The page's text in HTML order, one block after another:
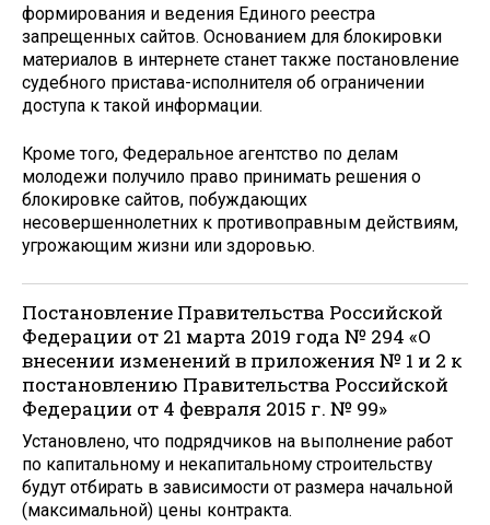
формирования и ведения Единого реестра
запрещенных сайтов. Основанием для блокировки
материалов в интернете станет также постановление
судебного пристава-исполнителя об ограничении
доступа к такой информации.
Кроме того, Федеральное агентство по делам
молодежи получило право принимать решения о
блокировке сайтов, побуждающих
несовершеннолетних к противоправным действиям,
угрожающим жизни или здоровью.
Постановление Правительства Российской
Федерации от 21 марта 2019 года № 294 «О
внесении изменений в приложения № 1 и 2 к
постановлению Правительства Российской
Федерации от 4 февраля 2015 г. № 99»
Установлено, что подрядчиков на выполнение работ
по капитальному и некапитальному строительству
будут отбирать в зависимости от размера начальной
(максимальной) цены контракта.